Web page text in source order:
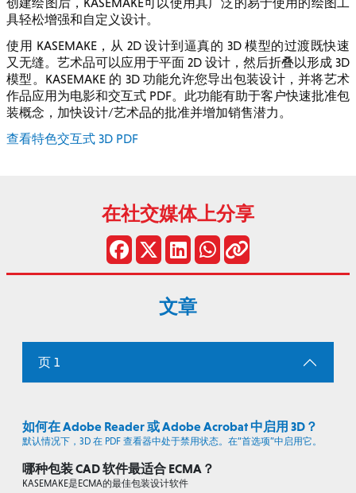
具轻松增强和自定义设计。
使用 KASEMAKE，从 2D 设计到逼真的 3D 模型的过渡既快速
又无缝。艺术品可以应用于平面 2D 设计，然后折叠以形成 3D
模型。KASEMAKE 的 3D 功能允许您导出包装设计，并将艺术
作品应用为电影和交互式 PDF。此功能有助于客户快速批准包
装概念，加快设计/艺术品的批准并增加销售潜力。
查看特色交互式 3D PDF
在社交媒体上分享
文章
页 1
如何在 Adobe Reader 或 Adobe Acrobat 中启用 3D？
默认情况下，3D 在 PDF 查看器中处于禁用状态。在“首选项”中启用它。
哪种包装 CAD 软件最适合 ECMA？
KASEMAKE是ECMA的最佳包装设计软件